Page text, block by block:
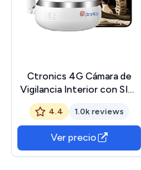
Ctronics 4G Cámara de
Vigilancia Interior con SIM,
Auto-Tracking, 8
Posiciones, Visión
Nocturna Color 20 m,
App/PC, Detección
Humano, FTP/Cloud, Audio
4.4 1.0k reviews
Ver precio